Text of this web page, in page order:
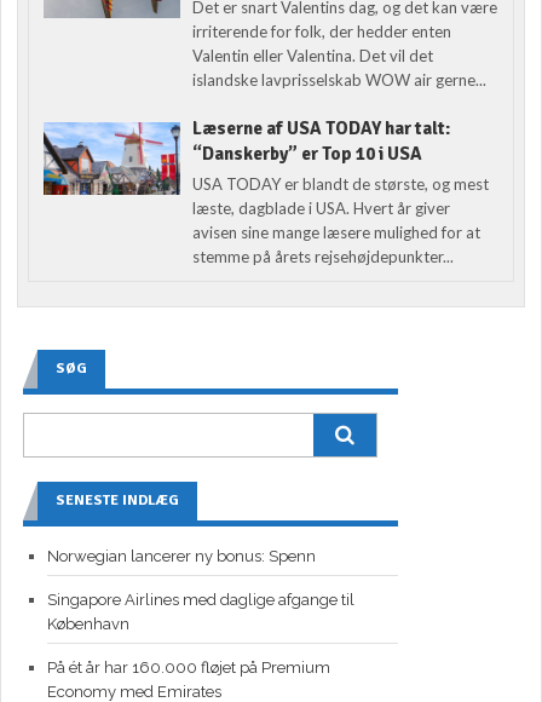
Det er snart Valentins dag, og det kan være
irriterende for folk, der hedder enten
Valentin eller Valentina. Det vil det
islandske lavprisselskab WOW air gerne...
Læserne af USA TODAY har talt:
“Danskerby” er Top 10 i USA
USA TODAY er blandt de største, og mest
læste, dagblade i USA. Hvert år giver
avisen sine mange læsere mulighed for at
stemme på årets rejsehøjdepunkter...
SØG
SENESTE INDLÆG
Norwegian lancerer ny bonus: Spenn
Singapore Airlines med daglige afgange til
København
På ét år har 160.000 fløjet på Premium
Economy med Emirates